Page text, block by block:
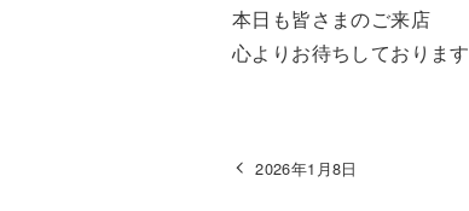
本日も皆さまのご来店
心よりお待ちしております
2026年1月8日